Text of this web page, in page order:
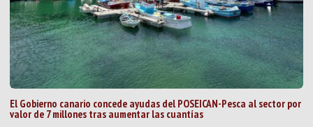
El Gobierno canario concede ayudas del POSEICAN-Pesca al sector por
valor de 7 millones tras aumentar las cuantías